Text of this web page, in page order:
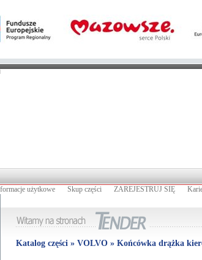
użytkowe Skup części ZAREJESTRUJ SIĘ
Katalog części » VOLVO » Końcówka drążka